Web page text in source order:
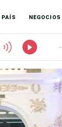
PAÍS NEGOCIOS